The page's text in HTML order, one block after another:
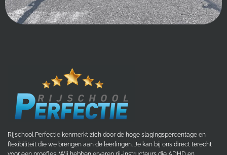
Rijschool Perfectie kenmerkt zich door de hoge slagingspercentage en
flexibiliteit die we brengen aan de leerlingen. Je kan bij ons direct terecht